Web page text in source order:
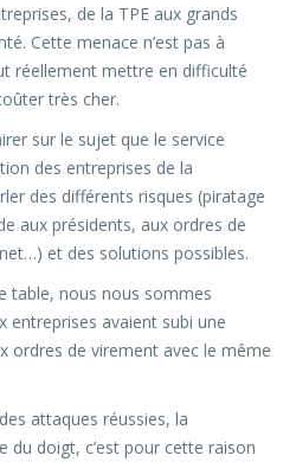
de la TPE aux grands
Cette menace n’est pas à
réellement mettre en difficulté
très cher.
sur le sujet que le service
des entreprises de la
des différents risques (piratage
aux présidents, aux ordres de
et des solutions possibles.
table, nous nous sommes
entreprises avaient subi une
ordres de virement avec le même
attaques réussies, la
du doigt, c’est pour cette raison